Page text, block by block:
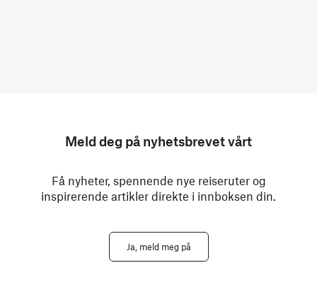
Meld deg på nyhetsbrevet vårt
Få nyheter, spennende nye reiseruter og
inspirerende artikler direkte i innboksen din.
Ja, meld meg på